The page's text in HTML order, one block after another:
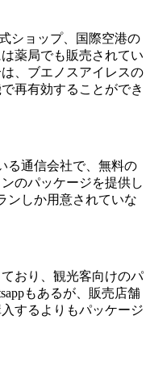
ショップ、国際空港の
薬局でも販売されてい
、ブエノスアイレスの
再有効することができ
る通信会社で、無料の
のパッケージを提供し
ンしか用意されていな
おり、観光客向けのパ
もあるが、販売店舗
するよりもパッケージ